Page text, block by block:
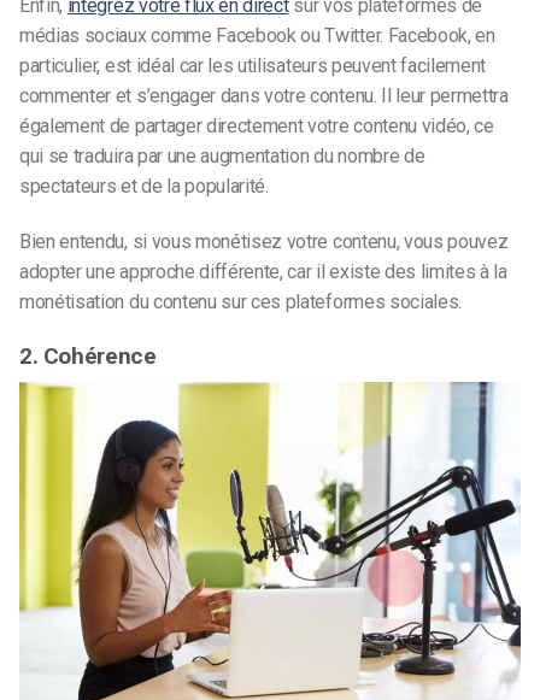
Enfin, intégrez votre flux en directsur vos plateformes de
médias sociaux comme Facebook ou Twitter. Facebook, en
particulier, est idéal car les utilisateurs peuvent facilement
commenter et s’engager dans votre contenu. Il leur permettra
également de partager directement votre contenu vidéo, ce
qui se traduira par une augmentation du nombre de
spectateurs et de la popularité.
Bien entendu, si vous monétisez votre contenu, vous pouvez
adopter une approche différente, car il existe des limites à la
monétisation du contenu sur ces plateformes sociales.
2. Cohérence